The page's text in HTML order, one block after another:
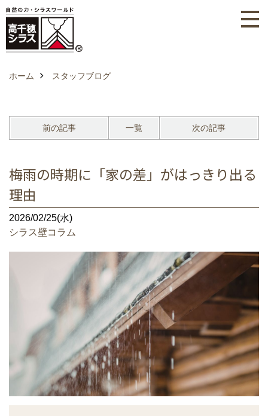
ホーム スタッフブログ
前の記事 一覧 次の記事
梅雨の時期に「家の差」がはっきり出る
理由
2026/02/25(水)
シラス壁コラム